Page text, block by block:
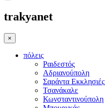
trakyanet
×
πόλεις
Ραιδεστός
Αδριανούπολη
Σαράντα Εκκλησιές
Τσανάκαλε
Κωνσταντινούπολη